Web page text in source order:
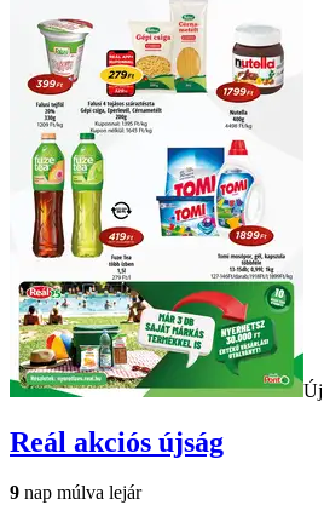
Új
Reál akciós újság
9 nap múlva lejár